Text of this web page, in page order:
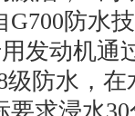
防水
发动机通
防水，